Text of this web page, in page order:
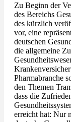
Zu Beginn der
des Bereichs
des kürzlich
vor, eine
deutschen
die allgemeine
Pharmabranche
den Themen
dass die
erreicht hat: Nur